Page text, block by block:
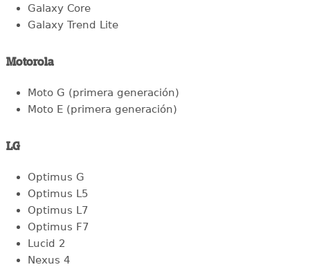
Galaxy Core
Galaxy Trend Lite
Motorola
Moto G (primera generación)
Moto E (primera generación)
LG
Optimus G
Optimus L5
Optimus L7
Optimus F7
Lucid 2
Nexus 4